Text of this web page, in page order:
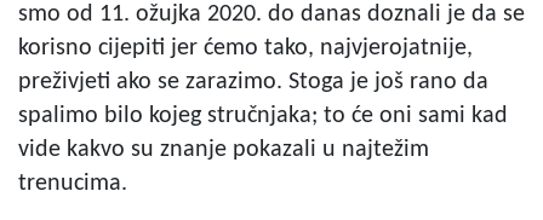
smo od 11. ožujka 2020. do danas doznali je da se
korisno cijepiti jer ćemo tako, najvjerojatnije,
preživjeti ako se zarazimo. Stoga je još rano da
spalimo bilo kojeg stručnjaka; to će oni sami kad
vide kakvo su znanje pokazali u najtežim
trenucima.